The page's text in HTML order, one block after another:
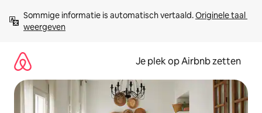
direct
naar
Sommige informatie is automatisch vertaald. Originele taal
weergeven
Je plek op Airbnb zetten